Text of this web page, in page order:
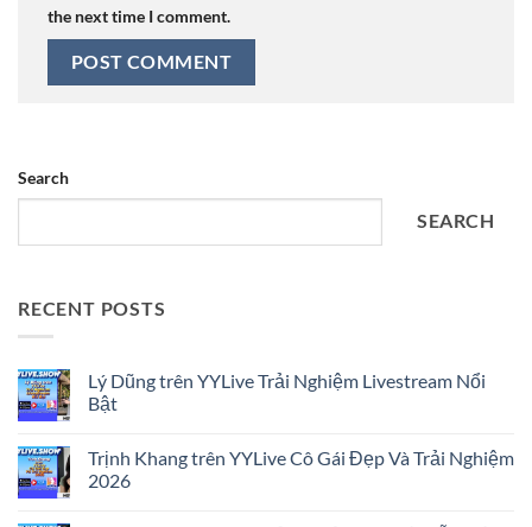
the next time I comment.
Search
SEARCH
RECENT POSTS
Lý Dũng trên YYLive Trải Nghiệm Livestream Nổi
Bật
on
Lý
Dũng
Trịnh Khang trên YYLive Cô Gái Đẹp Và Trải Nghiệm
2026